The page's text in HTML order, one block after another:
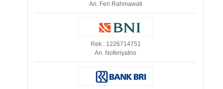
An. Feri Rahmawati
Rek : 1226714751
An. Noferiyatno